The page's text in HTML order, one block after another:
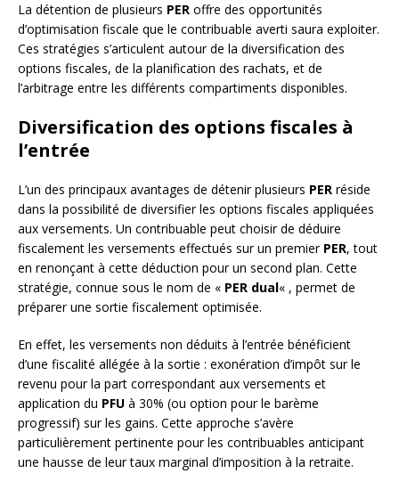
La détention de plusieurs PER offre des opportunités
d’optimisation fiscale que le contribuable averti saura exploiter.
Ces stratégies s’articulent autour de la diversification des
options fiscales, de la planification des rachats, et de
l’arbitrage entre les différents compartiments disponibles.
Diversification des options fiscales à
l’entrée
L’un des principaux avantages de détenir plusieurs PER réside
dans la possibilité de diversifier les options fiscales appliquées
aux versements. Un contribuable peut choisir de déduire
fiscalement les versements effectués sur un premier PER, tout
en renonçant à cette déduction pour un second plan. Cette
stratégie, connue sous le nom de « PER dual« , permet de
préparer une sortie fiscalement optimisée.
En effet, les versements non déduits à l’entrée bénéficient
d’une fiscalité allégée à la sortie : exonération d’impôt sur le
revenu pour la part correspondant aux versements et
application du PFU à 30% (ou option pour le barème
progressif) sur les gains. Cette approche s’avère
particulièrement pertinente pour les contribuables anticipant
une hausse de leur taux marginal d’imposition à la retraite.